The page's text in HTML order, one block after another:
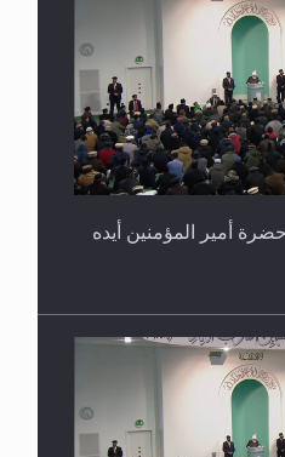
أمير المؤمنين أيده